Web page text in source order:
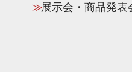
展示会・商品発表